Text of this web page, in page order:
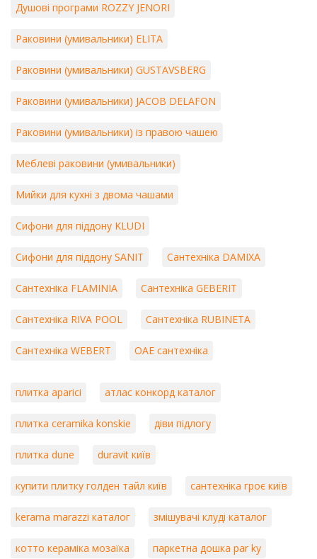
Душові програми ROZZY JENORI
Раковини (умивальники) ELITA
Раковини (умивальники) GUSTAVSBERG
Раковини (умивальники) JACOB DELAFON
Раковини (умивальники) із правою чашею
Меблеві раковини (умивальники)
Мийки для кухні з двома чашами
Сифони для піддону KLUDI
Сифони для піддону SANIT Сантехніка DAMIXA
Сантехніка FLAMINIA Сантехніка GEBERIT
Сантехніка RIVA POOL Сантехніка RUBINETA
Сантехніка WEBERT ОАЕ сантехніка
плитка aparici атлас конкорд каталог
плитка ceramika konskie діви підлогу
плитка dune duravit київ
купити плитку голден тайл київ сантехніка гроє київ
kerama marazzi каталог змішувачі клуді каталог
котто кераміка мозаїка паркетна дошка par ky